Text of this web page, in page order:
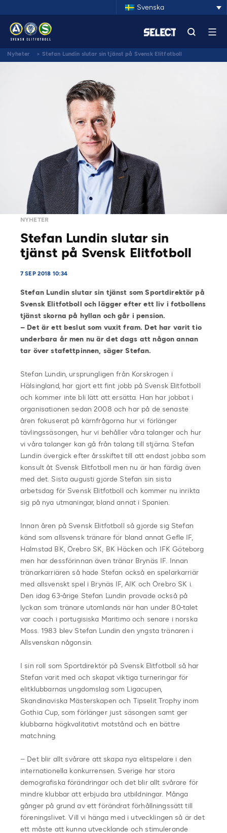
Svenska
Nyheter > Stefan Lundin slutar sin tjänst på Svensk Elitfotboll
NYHETER
Stefan Lundin slutar sin
tjänst på Svensk Elitfotboll
7 SEP 2018 10:34
Stefan Lundin slutar sin tjänst som Sportdirektör på
Svensk Elitfotboll och lägger efter ett liv i fotbollens
tjänst skorna på hyllan och går i pension.
– Det är ett beslut som vuxit fram. Det har varit tio
underbara år men nu är det dags att någon annan
tar över stafettpinnen, säger Stefan.
Stefan Lundin, ursprungligen från Korskrogen i
Hälsingland, har gjort ett fint jobb på Svensk Elitfotboll
och kommer inte bli lätt att ersätta. Han har jobbat i
organisationen sedan 2008 och har på de senaste
åren fokuserat på kärnfrågorna hur vi förlänger
tävlingssäsongen, hur vi behåller våra talanger och hur
vi våra talanger kan gå från talang till stjärna. Stefan
Lundin övergick efter årsskiftet till att endast jobba som
konsult åt Svensk Elitfotboll men nu är han färdig även
med det. Sista augusti gjorde Stefan sin sista
arbetsdag för Svensk Elitfotboll och kommer nu inrikta
sig på nya utmaningar, bland annat i Spanien.
Innan åren på Svensk Elitfotboll så gjorde sig Stefan
känd som allsvensk tränare för bland annat Gefle IF,
Halmstad BK, Örebro SK, BK Häcken och IFK Göteborg
men har dessförinnan även tränar Brynäs IF. Innan
tränarkarriären så hade Stefan också en spelarkarriär
med allsvenskt spel i Brynäs IF, AIK och Örebro SK i.
Den idag 63-årige Stefan Lundin provade också på
lyckan som tränare utomlands när han under 80-talet
var coach i portugisiska Maritimo och senare i norska
Moss. 1983 blev Stefan Lundin den yngsta tränaren i
Allsvenskan någonsin.
I sin roll som Sportdirektör på Svensk Elitfotboll så har
Stefan varit med och skapat viktiga turneringar för
elitklubbarnas ungdomslag som Ligacupen,
Skandinaviska Mästerskapen och Tipselit Trophy inom
Gothia Cup, som förlänger just säsongen samt ger
klubbarna högkvalitativt motstånd och en bättre
matchning.
– Det blir allt svårare att skapa nya elitspelare i den
internationella konkurrensen. Sverige har stora
demografiska förändringar och det blir allt svårare för
mindre klubbar att erbjuda bra utbildningar. Många
gånger på grund av ett förändrat förhållningssätt till
föreningslivet. Vill vi hänga med i utvecklingen så är det
ett måste att kunna utvecklande och stimulerande